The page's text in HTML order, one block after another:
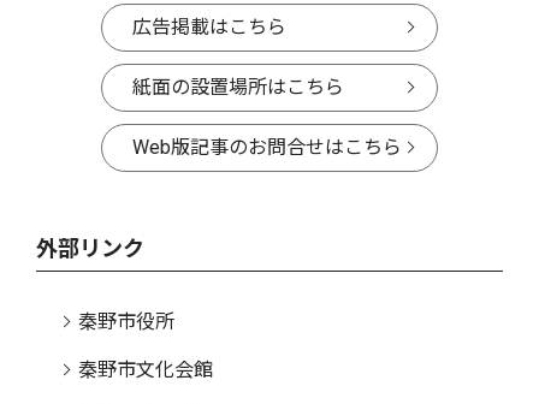
広告掲載はこちら
紙面の設置場所はこちら
Web版記事のお問合せはこちら
外部リンク
秦野市役所
秦野市文化会館